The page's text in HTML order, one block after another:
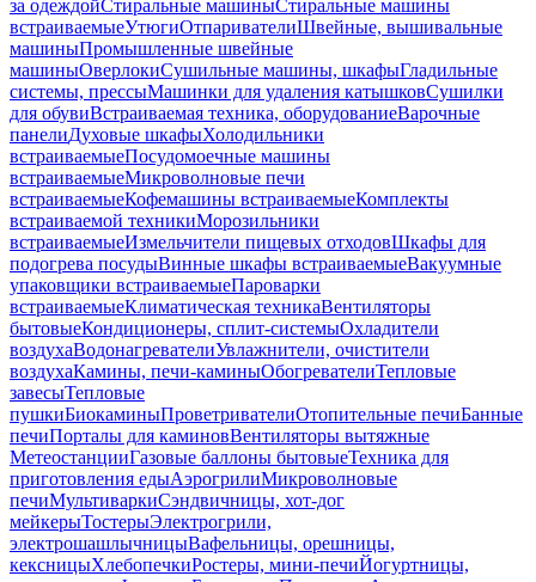
за одеждойСтиральные машиныСтиральные машины
встраиваемыеУтюгиОтпаривателиШвейные, вышивальные
машиныПромышленные швейные
машиныОверлокиСушильные машины, шкафыГладильные
системы, прессыМашинки для удаления катышковСушилки
для обувиВстраиваемая техника, оборудованиеВарочные
панелиДуховые шкафыХолодильники
встраиваемыеПосудомоечные машины
встраиваемыеМикроволновые печи
встраиваемыеКофемашины встраиваемыеКомплекты
встраиваемой техникиМорозильники
встраиваемыеИзмельчители пищевых отходовШкафы для
подогрева посудыВинные шкафы встраиваемыеВакуумные
упаковщики встраиваемыеПароварки
встраиваемыеКлиматическая техникаВентиляторы
бытовыеКондиционеры, сплит-системыОхладители
воздухаВодонагревателиУвлажнители, очистители
воздухаКамины, печи-каминыОбогревателиТепловые
завесыТепловые
пушкиБиокаминыПроветривателиОтопительные печиБанные
печиПорталы для каминовВентиляторы вытяжные
МетеостанцииГазовые баллоны бытовыеТехника для
приготовления едыАэрогрилиМикроволновые
печиМультиваркиСэндвичницы, хот-дог
мейкерыТостерыЭлектрогрили,
электрошашлычницыВафельницы, орешницы,
кексницыХлебопечкиРостеры, мини-печиЙогуртницы,